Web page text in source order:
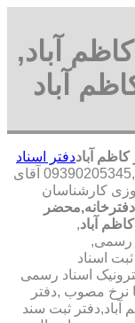
آباد,
آباد
آباددفتر اسناد
,09390205345 آقای
کارشناسان
دفترخانه,محضر
آباد,
رسمی,
اسناد
اسناد رسمی
نرخ مصوب ,دفتر
آباد,دفتر ثبت سند